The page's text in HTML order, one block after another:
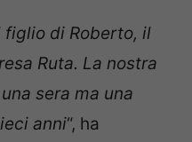
figlio di Roberto, il
Ruta. La nostra
sera ma una
anni“, ha